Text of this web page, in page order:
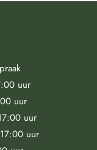
uur
uur
uur
uur